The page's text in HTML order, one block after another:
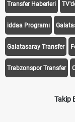
Transfer Haberleri
iddaa Programı
Galatasaray Transfer
Trabzonspor Transfer
Takip